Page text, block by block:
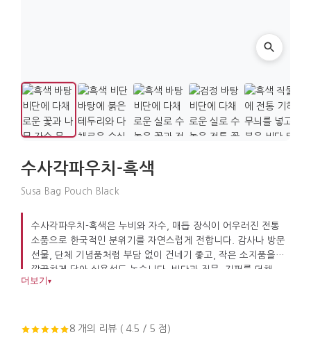
수사각파우치-흑색
Susa Bag Pouch Black
수사각파우치-흑색은 누비와 자수, 매듭 장식이 어우러진 전통
소품으로 한국적인 분위기를 자연스럽게 전합니다. 감사나 방문
선물, 단체 기념품처럼 부담 없이 건네기 좋고, 작은 소지품을
깔끔하게 담아 실용성도 높습니다. 비단과 직물, 지퍼를 더해
마감까지 완성도 있게 갖췄습니다.
더보기 ▾
8 개의 리뷰 ( 4.5 / 5 점)